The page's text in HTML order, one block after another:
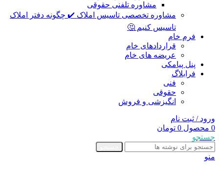
مشاوره تلفنی حقوقی
مشاوره تخصصی تاسیس املاک ✔️ چگونه دفتر املاک
تاسیس کنیم 🤔
فرم خام
قراردادهای خام
عریضه های خام
پنل پیامکی
فرابلاگ
فنی
حقوقی
انگیزشی و فروش
ورود / ثبت نام
0 محصول 0 تومان
جستجو
منو